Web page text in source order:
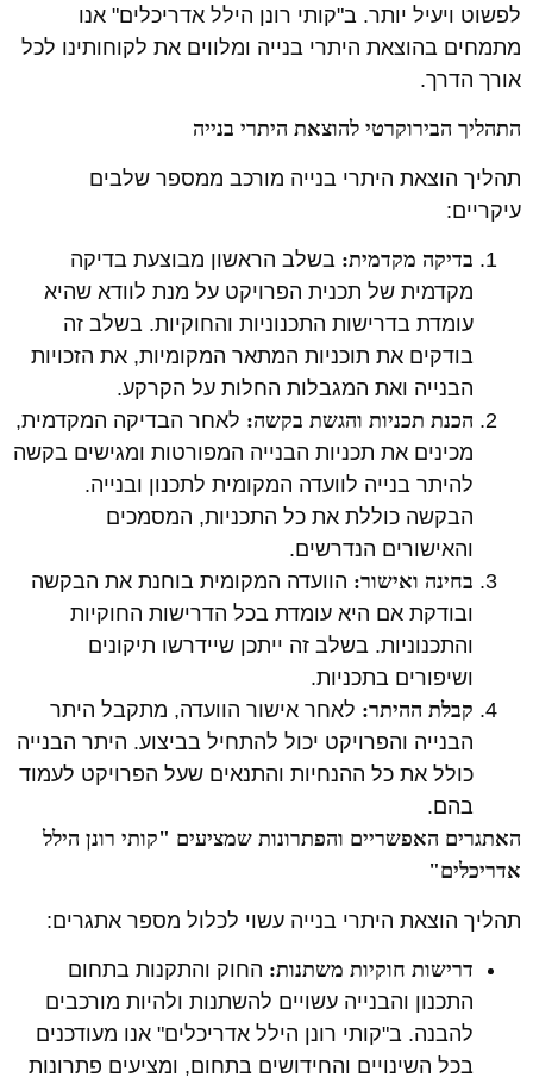
לפשוט ויעיל יותר. ב"קותי רונן הילל אדריכלים" אנו
מתמחים בהוצאת היתרי בנייה ומלווים את לקוחותינו לכל
אורך הדרך.
התהליך הבירוקרטי להוצאת היתרי בנייה
תהליך הוצאת היתרי בנייה מורכב ממספר שלבים
עיקריים:
בדיקה מקדמית:בשלב הראשון מבוצעת בדיקה
מקדמית של תכנית הפרויקט על מנת לוודא שהיא
עומדת בדרישות התכנוניות והחוקיות. בשלב זה
בודקים את תוכניות המתאר המקומיות, את הזכויות
הבנייה ואת המגבלות החלות על הקרקע.
הכנת תכניות והגשת בקשה:לאחר הבדיקה המקדמית,
מכינים את תכניות הבנייה המפורטות ומגישים בקשה
להיתר בנייה לוועדה המקומית לתכנון ובנייה.
הבקשה כוללת את כל התכניות, המסמכים
והאישורים הנדרשים.
בחינה ואישור:הוועדה המקומית בוחנת את הבקשה
ובודקת אם היא עומדת בכל הדרישות החוקיות
והתכנוניות. בשלב זה ייתכן שיידרשו תיקונים
ושיפורים בתכניות.
קבלת ההיתר:לאחר אישור הוועדה, מתקבל היתר
הבנייה והפרויקט יכול להתחיל בביצוע. היתר הבנייה
כולל את כל ההנחיות והתנאים שעל הפרויקט לעמוד
בהם.
האתגרים האפשריים והפתרונות שמציעים "קותי רונן הילל
אדריכלים"
תהליך הוצאת היתרי בנייה עשוי לכלול מספר אתגרים:
דרישות חוקיות משתנות:החוק והתקנות בתחום
התכנון והבנייה עשויים להשתנות ולהיות מורכבים
להבנה. ב"קותי רונן הילל אדריכלים" אנו מעודכנים
בכל השינויים והחידושים בתחום, ומציעים פתרונות